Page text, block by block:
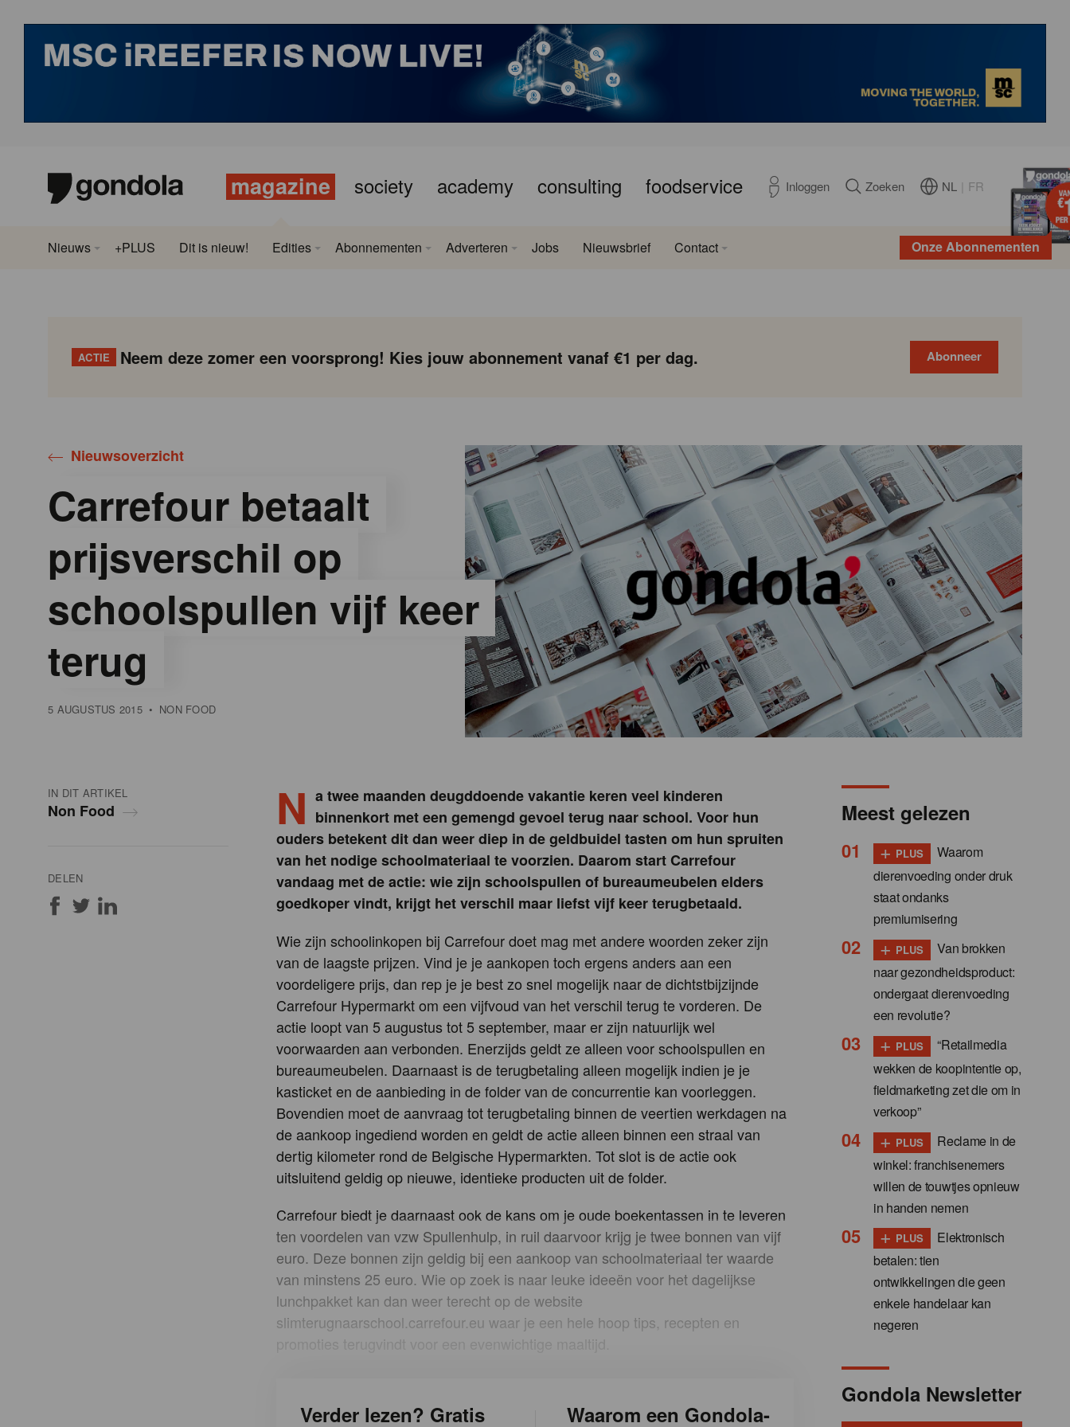
magazine society academy consulting foodservice Inloggen Zoeken NL FR
Onze Abonnementen
Nieuws +PLUS Dit is nieuw! Edities Abonnementen Adverteren Jobs Nieuwsbrief Contact
ACTIE Neem deze zomer een voorsprong! Kies jouw abonnement vanaf €1 per dag. Abonneer
Nieuwsoverzicht
Carrefour betaalt
prijsverschil op
schoolspullen vijf keer
terug
5 AUGUSTUS 2015 • NON FOOD
IN DIT ARTIKEL
Non Food
DELEN
N a twee maanden deugddoende vakantie keren veel kinderen
binnenkort met een gemengd gevoel terug naar school. Voor hun
ouders betekent dit dan weer diep in de geldbuidel tasten om hun spruiten
van het nodige schoolmateriaal te voorzien. Daarom start Carrefour
vandaag met de actie: wie zijn schoolspullen of bureaumeubelen elders
goedkoper vindt, krijgt het verschil maar liefst vijf keer terugbetaald.
Wie zijn schoolinkopen bij Carrefour doet mag met andere woorden zeker zijn
van de laagste prijzen. Vind je je aankopen toch ergens anders aan een
voordeligere prijs, dan rep je je best zo snel mogelijk naar de dichtstbijzijnde
Carrefour Hypermarkt om een vijfvoud van het verschil terug te vorderen. De
actie loopt van 5 augustus tot 5 september, maar er zijn natuurlijk wel
voorwaarden aan verbonden. Enerzijds geldt ze alleen voor schoolspullen en
bureaumeubelen. Daarnaast is de terugbetaling alleen mogelijk indien je je
kasticket en de aanbieding in de folder van de concurrentie kan voorleggen.
Bovendien moet de aanvraag tot terugbetaling binnen de veertien werkdagen na
de aankoop ingediend worden en geldt de actie alleen binnen een straal van
dertig kilometer rond de Belgische Hypermarkten. Tot slot is de actie ook
uitsluitend geldig op nieuwe, identieke producten uit de folder.
Carrefour biedt je daarnaast ook de kans om je oude boekentassen in te leveren
ten voordelen van vzw Spullenhulp, in ruil daarvoor krijg je twee bonnen van vijf
euro. Deze bonnen zijn geldig bij een aankoop van schoolmateriaal ter waarde
van minstens 25 euro. Wie op zoek is naar leuke ideeën voor het dagelijkse
lunchpakket kan dan weer terecht op de website
slimterugnaarschool.carrefour.eu waar je een hele hoop tips, recepten en
promoties terugvindt voor een evenwichtige maaltijd.
Verder lezen? Gratis
Waarom een Gondola-
Meest gelezen
+ PLUS
Waarom
dierenvoeding onder druk
staat ondanks
premiumisering
+ PLUS
Van brokken
naar gezondheidsproduct:
ondergaat dierenvoeding
een revolutie?
+ PLUS
“Retailmedia
wekken de koopintentie op,
fieldmarketing zet die om in
verkoop”
+ PLUS
Reclame in de
winkel: franchisenemers
willen de touwtjes opnieuw
in handen nemen
+ PLUS
Elektronisch
betalen: tien
ontwikkelingen die geen
enkele handelaar kan
negeren
Gondola Newsletter